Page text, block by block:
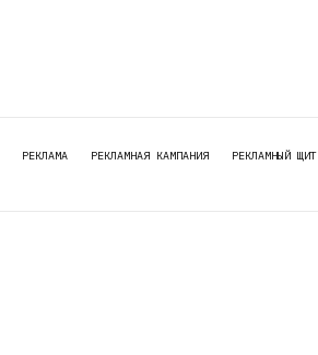
РЕКЛАМА РЕКЛАМНАЯ КАМПАНИЯ
РЕКЛАМНЫЙ ЩИТ